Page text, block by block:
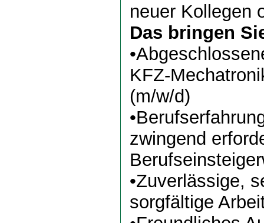
neuer Kollegen
Das bringen
KFZ-
(m/w/d)
zwingend
•Zuverlässige,
sorgfältige